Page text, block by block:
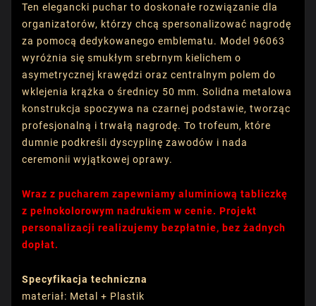
Ten elegancki puchar to doskonałe rozwiązanie dla
organizatorów, którzy chcą spersonalizować nagrodę
za pomocą dedykowanego emblematu. Model 96063
wyróżnia się smukłym srebrnym kielichem o
asymetrycznej krawędzi oraz centralnym polem do
wklejenia krążka o średnicy 50 mm. Solidna metalowa
konstrukcja spoczywa na czarnej podstawie, tworząc
profesjonalną i trwałą nagrodę. To trofeum, które
dumnie podkreśli dyscyplinę zawodów i nada
ceremonii wyjątkowej oprawy.
Wraz z pucharem zapewniamy aluminiową tabliczkę
z pełnokolorowym nadrukiem w cenie. Projekt
personalizacji realizujemy bezpłatnie, bez żadnych
dopłat.
Specyfikacja techniczna
materiał: Metal + Plastik